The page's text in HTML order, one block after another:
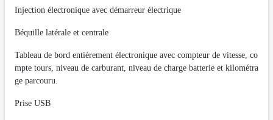
Injection électronique avec démarreur électrique
Béquille latérale et centrale
Tableau de bord entièrement électronique avec compteur de vitesse, co
mpte tours, niveau de carburant, niveau de charge batterie et kilométra
ge parcouru.
Prise USB